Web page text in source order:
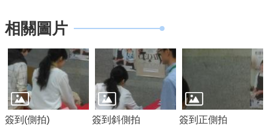
機
關
通
訊
錄
業
務
相關圖片
簽到(側拍) 簽到斜側拍 簽到正側拍